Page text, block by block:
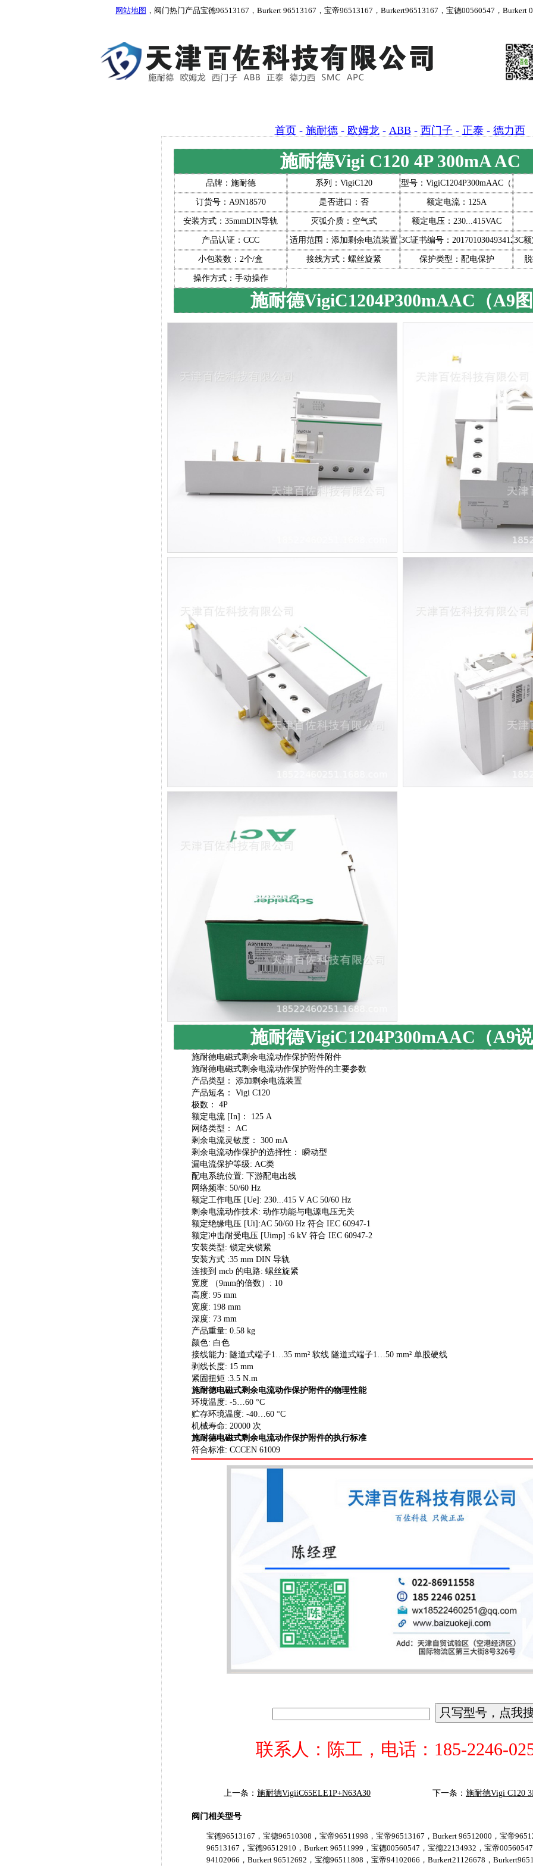
网站地图 ，阀门热门产品宝德96513167，Burkert 96513167，宝帝96513167，Burkert96513167，宝德00560547，Burkert
首页- 施耐德- 欧姆龙- ABB- 西门子 - 正泰- 德力西
施耐德Vigi C120 4P 300mA AC
品牌：施耐德 系列：VigiC120 型号：VigiC1204P300mAAC（
订货号：A9N18570 是否进口：否 额定电流：125A
安装方式：35mmDIN导轨 灭弧介质：空气式 额定电压：230...415VAC
产品认证：CCC 适用范围：添加剩余电流装置 3C证书编号：20170103049341283C
小包装数：2个/盒 接线方式：螺丝旋紧 保护类型：配电保护
操作方式：手动操作
施耐德VigiC1204P300mAAC（A9
施耐德VigiC1204P300mAAC（A9
施耐德电磁式剩余电流动作保护附件附件
施耐德电磁式剩余电流动作保护附件的主要参数
产品类型： 添加剩余电流装置
产品短名： Vigi C120
极数： 4P
额定电流 [In]： 125 A
网络类型： AC
剩余电流灵敏度： 300 mA
剩余电流动作保护的选择性： 瞬动型
漏电流保护等级: AC类
配电系统位置: 下游配电出线
网络频率: 50/60 Hz
额定工作电压 [Ue]: 230...415 V AC 50/60 Hz
剩余电流动作技术: 动作功能与电源电压无关
额定绝缘电压 [Ui]:AC 50/60 Hz 符合 IEC 60947-1
额定冲击耐受电压 [Uimp] :6 kV 符合 IEC 60947-2
安装类型: 锁定夹锁紧
安装方式 :35 mm DIN 导轨
连接到 mcb 的电路: 螺丝旋紧
宽度 （9mm的倍数）: 10
高度: 95 mm
宽度: 198 mm
深度: 73 mm
产品重量: 0.58 kg
颜色: 白色
接线能力: 隧道式端子1…35 mm² 软线 隧道式端子1…50 mm² 单股硬线
剥线长度: 15 mm
紧固扭矩 :3.5 N.m
施耐德电磁式剩余电流动作保护附件的物理性能
环境温度: -5…60 °C
贮存环境温度: -40…60 °C
机械寿命: 20000 次
施耐德电磁式剩余电流动作保护附件的执行标准
符合标准: CCCEN 61009
联系人：陈工，电话：185-2246-
上一条： 施耐德VigiiC65ELE1P+N63A30 下一条： 施耐德Vigi C120
阀门相关型号
宝德96513167，宝德96510308，宝帝96511998，宝帝96513167，Burkert 96512000，宝帝
96513167，宝德96512910，Burkert 96511999，宝德00560547，宝德22134932，宝帝
94102066，Burkert 96512692，宝德96511808，宝帝94102066，Burkert21126678，